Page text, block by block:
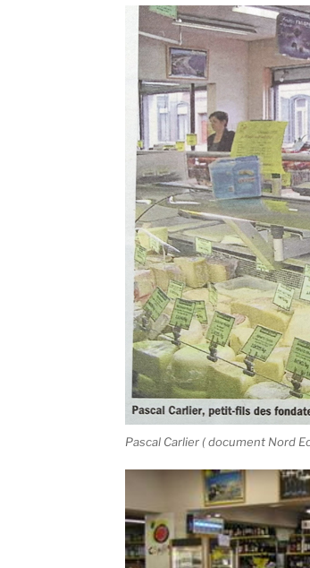
Pascal Carlier ( document Nord